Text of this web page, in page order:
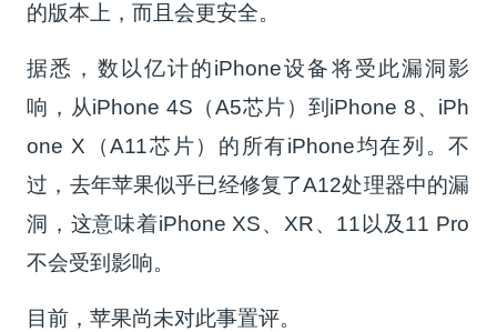
的版本上，而且会更安全。
据悉，数以亿计的iPhone设备将受此漏洞影
响，从iPhone 4S（A5芯片）到iPhone 8、iPh
one X（A11芯片）的所有iPhone均在列。不
过，去年苹果似乎已经修复了A12处理器中的漏
洞，这意味着iPhone XS、XR、11以及11 Pro
不会受到影响。
目前，苹果尚未对此事置评。